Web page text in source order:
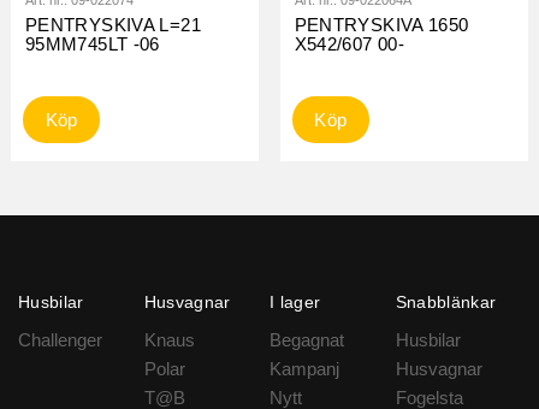
PENTRYSKIVA L=21
95MM745LT -06
Köp
PENTRYSKIVA 1650
X542/607 00-
Köp
Husbilar
Challenger
Husvagnar
Knaus
Polar
T@B
I lager
Begagnat
Kampanj
Nytt
Snabblänkar
Husbilar
Husvagnar
Fogelsta